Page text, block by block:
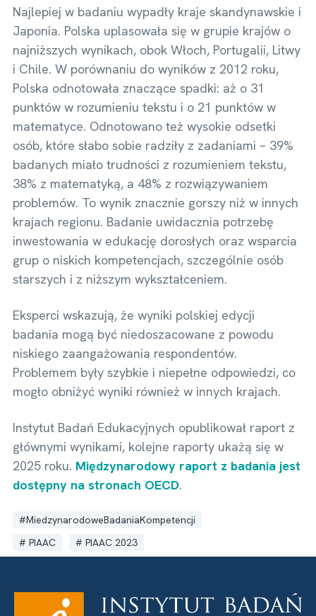
Najlepiej w badaniu wypadły kraje skandynawskie i
Japonia. Polska uplasowała się w grupie krajów o
najniższych wynikach, obok Włoch, Portugalii, Litwy
i Chile. W porównaniu do wyników z 2012 roku,
Polska odnotowała znaczące spadki: aż o 31
punktów w rozumieniu tekstu i o 21 punktów w
matematyce. Odnotowano też wysokie odsetki
osób, które słabo sobie radziły z zadaniami – 39%
badanych miało trudności z rozumieniem tekstu,
38% z matematyką, a 48% z rozwiązywaniem
problemów. To wynik znacznie gorszy niż w innych
krajach regionu. Badanie uwidacznia potrzebę
inwestowania w edukację dorosłych oraz wsparcia
grup o niskich kompetencjach, szczególnie osób
starszych i z niższym wykształceniem.
Eksperci wskazują, że wyniki polskiej edycji
badania mogą być niedoszacowane z powodu
niskiego zaangażowania respondentów.
Problemem były szybkie i niepełne odpowiedzi, co
mogło obniżyć wyniki również w innych krajach.
Instytut Badań Edukacyjnych opublikował raport z
głównymi wynikami, kolejne raporty ukażą się w
2025 roku. Międzynarodowy raport z badania jest
dostępny na stronach OECD.
MiedzynarodoweBadaniaKompetencji
PIAAC
PIAAC 2023